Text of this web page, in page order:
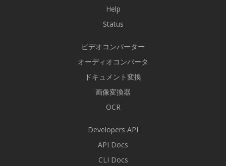
Help
Status
ビデオコンバーター
オーディオコンバータ
ドキュメント変換
画像変換器
OCR
Developers API
API Docs
CLI Docs